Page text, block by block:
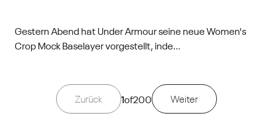
Gestern Abend hat Under Armour seine neue Women's
Crop Mock Baselayer vorgestellt, inde...
Zurück 1of200 Weiter